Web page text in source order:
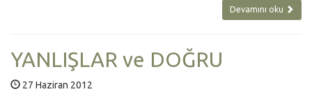
Devamını oku
YANLIŞLAR ve DOĞRU
27 Haziran 2012